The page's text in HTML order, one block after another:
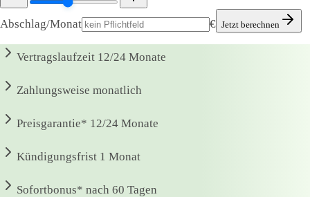
Abschlag/Monat € Jetzt berechnen
Vertragslaufzeit 12/24 Monate
Zahlungsweise monatlich
Preisgarantie* 12/24 Monate
Kündigungsfrist 1 Monat
Sofortbonus* nach 60 Tagen